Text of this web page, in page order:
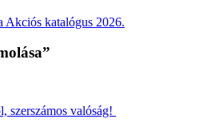
Akciós katalógus 2026.
szerszámos valóság!